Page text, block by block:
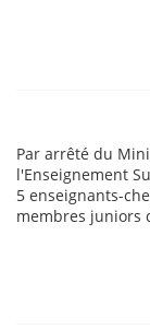
Par arrêté du
l'Enseignement
5 enseignants-
membres juniors